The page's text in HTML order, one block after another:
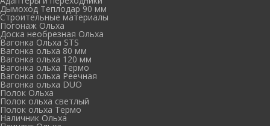
Дымоход Теплодар 90 мм
Cтроительные материалы
Погонаж Ольха
Доска необрезная Ольха
Вагонка Ольха STS
Вагонка ольха 80 мм
Вагонка ольха 120 мм
Вагонка ольха Термо
Вагонка ольха Реечная
Вагонка ольха DUO
Полок Ольха
Полок ольха светлый
Полок ольха Термо
Наличник Ольха